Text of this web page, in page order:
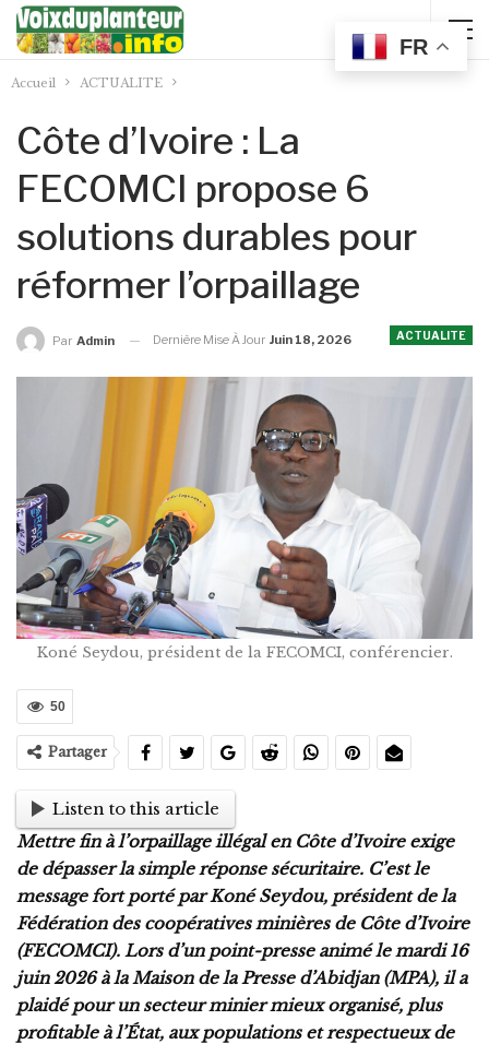
Accueil ACTUALITE
Côte d’Ivoire : La
FECOMCI propose 6
solutions durables pour
réformer l’orpaillage
ACTUALITE
Par Admin Dernière Mise À Jour Juin 18, 2026
Koné Seydou, président de la FECOMCI, conférencier.
50
Partager
Listen to this article
Mettre fin à l’orpaillage illégal en Côte d’Ivoire exige
de dépasser la simple réponse sécuritaire. C’est le
message fort porté par Koné Seydou, président de la
Fédération des coopératives minières de Côte d’Ivoire
(FECOMCI). Lors d’un point-presse animé le mardi 16
juin 2026 à la Maison de la Presse d’Abidjan (MPA), il a
plaidé pour un secteur minier mieux organisé, plus
profitable à l’État, aux populations et respectueux de
FR